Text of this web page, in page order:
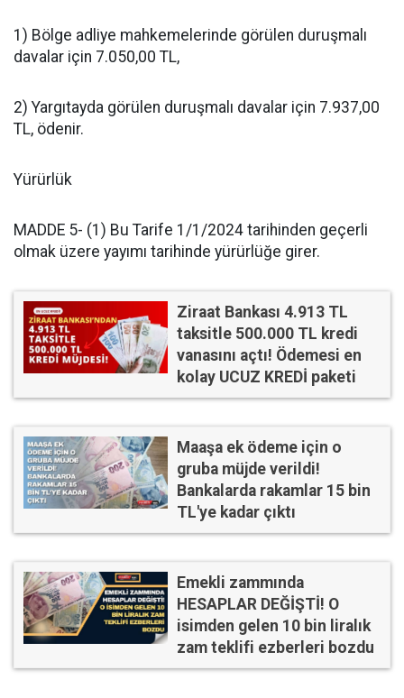
1) Bölge adliye mahkemelerinde görülen duruşmalı
davalar için 7.050,00 TL,
2) Yargıtayda görülen duruşmalı davalar için 7.937,00
TL, ödenir.
Yürürlük
MADDE 5- (1) Bu Tarife 1/1/2024 tarihinden geçerli
olmak üzere yayımı tarihinde yürürlüğe girer.
Ziraat Bankası 4.913 TL
taksitle 500.000 TL kredi
vanasını açtı! Ödemesi en
kolay UCUZ KREDİ paketi
Maaşa ek ödeme için o
gruba müjde verildi!
Bankalarda rakamlar 15 bin
TL'ye kadar çıktı
Emekli zammında
HESAPLAR DEĞİŞTİ! O
isimden gelen 10 bin liralık
zam teklifi ezberleri bozdu